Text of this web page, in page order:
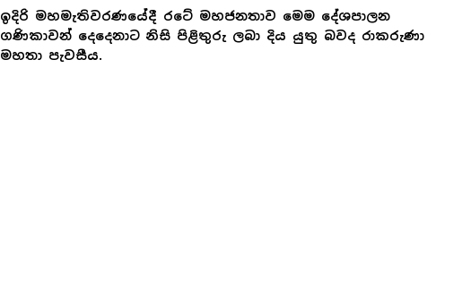
ඉදිරි මහමැතිවරණයේදී රටේ මහජනතාව මෙම දේශපාලන
ගණිකාවන් දෙදෙනාට නිසි පිළිතුරු ලබා දිය යුතු බවද රාකරුණා
මහතා පැවසීය.